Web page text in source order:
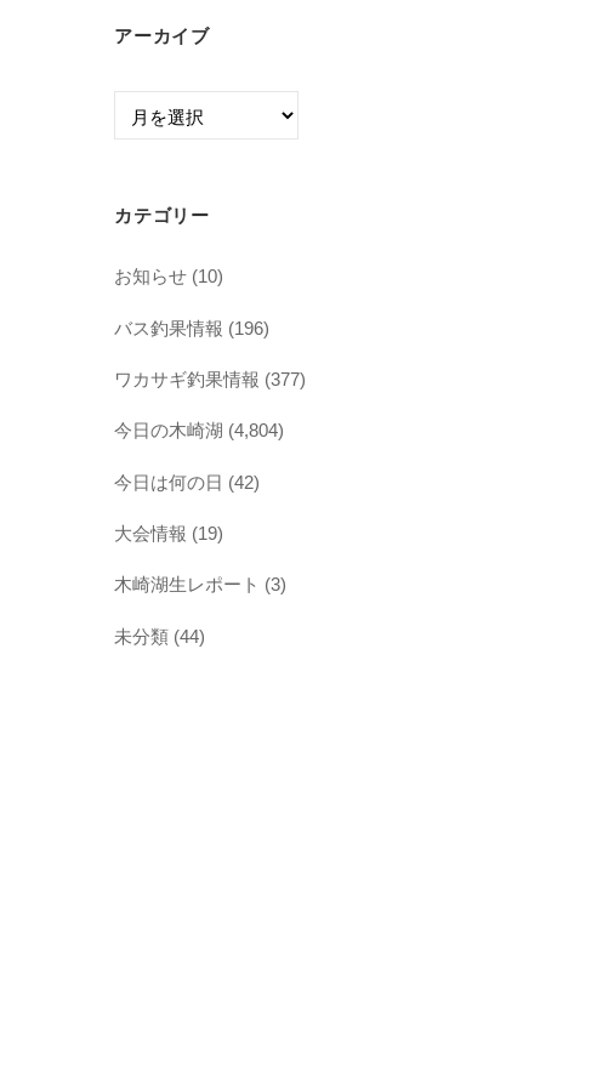
アーカイブ
ア
ブ
カテゴリー
お知らせ (10)
バス釣果情報 (196)
ワカサギ釣果情報 (377)
今日の木崎湖 (4,804)
今日は何の日 (42)
大会情報 (19)
木崎湖生レポート (3)
未分類 (44)